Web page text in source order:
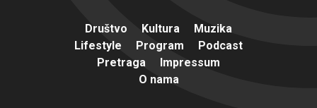
Društvo Kultura
Muzika
Lifestyle
Program
Podcast
Pretraga
Impressum
O nama